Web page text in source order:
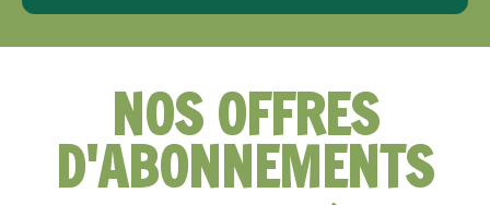
NOS OFFRES
D'ABONNEMENTS